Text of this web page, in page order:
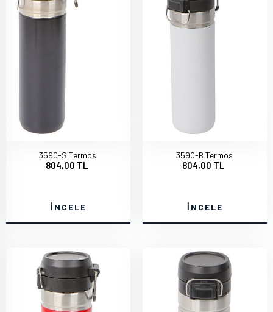
3590-S Termos
804,00 TL
İNCELE
3590-B Termos
804,00 TL
İNCELE